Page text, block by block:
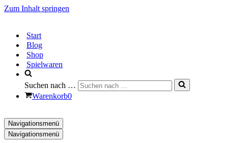
Zum Inhalt springen
Start
Blog
Shop
Spielwaren
Suchen nach …
Warenkorb0
Navigationsmenü
Navigationsmenü